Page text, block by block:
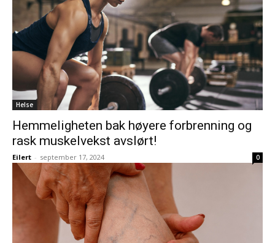
Helse
Hemmeligheten bak høyere forbrenning og
rask muskelvekst avslørt!
Eilert - september 17, 2024 0